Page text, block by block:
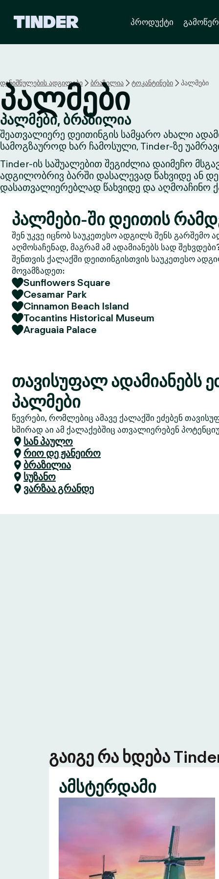
H
o
m
e
პროდუქტი
დანიშნულების ადგილები ბრაზილია ტოკანტინები პალმები
პალმები
პალმები, ბრაზილია
შეათვალიერე დეითინგის სამყარო ახალი
სამოგზაუროდ ხარ ჩამოსული, Tinder-ზე
Tinder-ის საშუალებით შეგიძლია დაიმეჩო
ადგილობრივ ბარში დასალევად წახვიდე ან
დასათვალიერებლად წახვიდე და აღმოაჩინო
პალმები-ში დეითის
შენ უკვე იცნობ საუკეთესო ადგილს შენს გარშემო
აღმოსაჩენად, მაგრამ ამ ადამიანებს სად
შენთვის ქალაქში დეითინგისთვის საუკეთესო
მოვამზადეთ:
Sunflowers Square
Cesamar Park
Cinnamon Beach Island
Tocantins Historical Museum
Araguaia Palace
თავისუფალ ადამიანებს
პალმები
წევრები, რომლებიც ამავე ქალაქში ეძებენ
ხშირად აი ამ ქალაქებშიც ათვალიერებენ
სან პაულო
რიო დე ჟანეირო
ბრაზილია
სუზანო
ვარზაა გრანდე
გაიგე რა ხდება
ამსტერდამი